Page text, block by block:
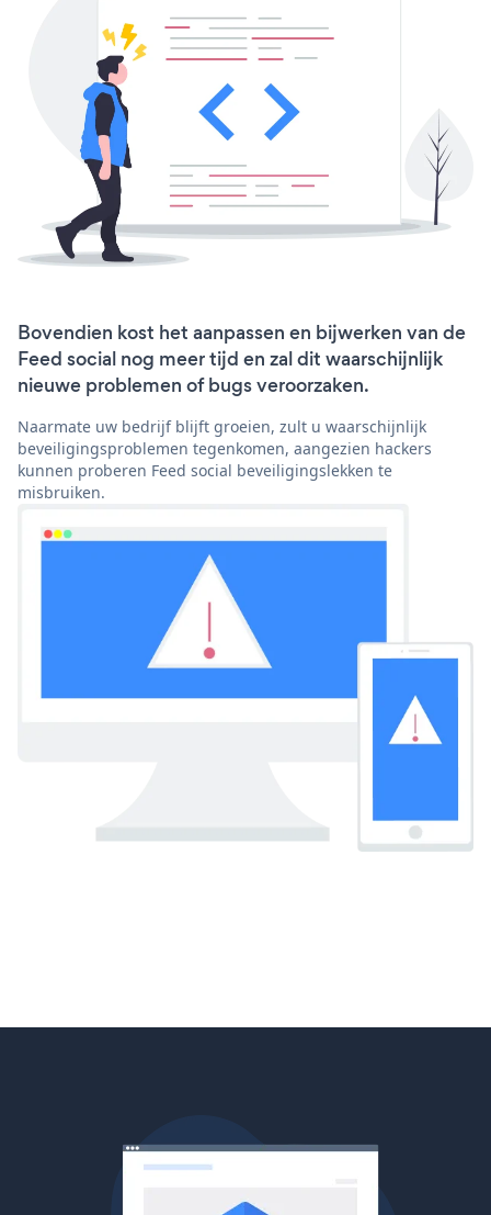
Bovendien kost het aanpassen en bijwerken van de
Feed social nog meer tijd en zal dit waarschijnlijk
nieuwe problemen of bugs veroorzaken.
Naarmate uw bedrijf blijft groeien, zult u waarschijnlijk
beveiligingsproblemen tegenkomen, aangezien hackers
kunnen proberen Feed social beveiligingslekken te
misbruiken.